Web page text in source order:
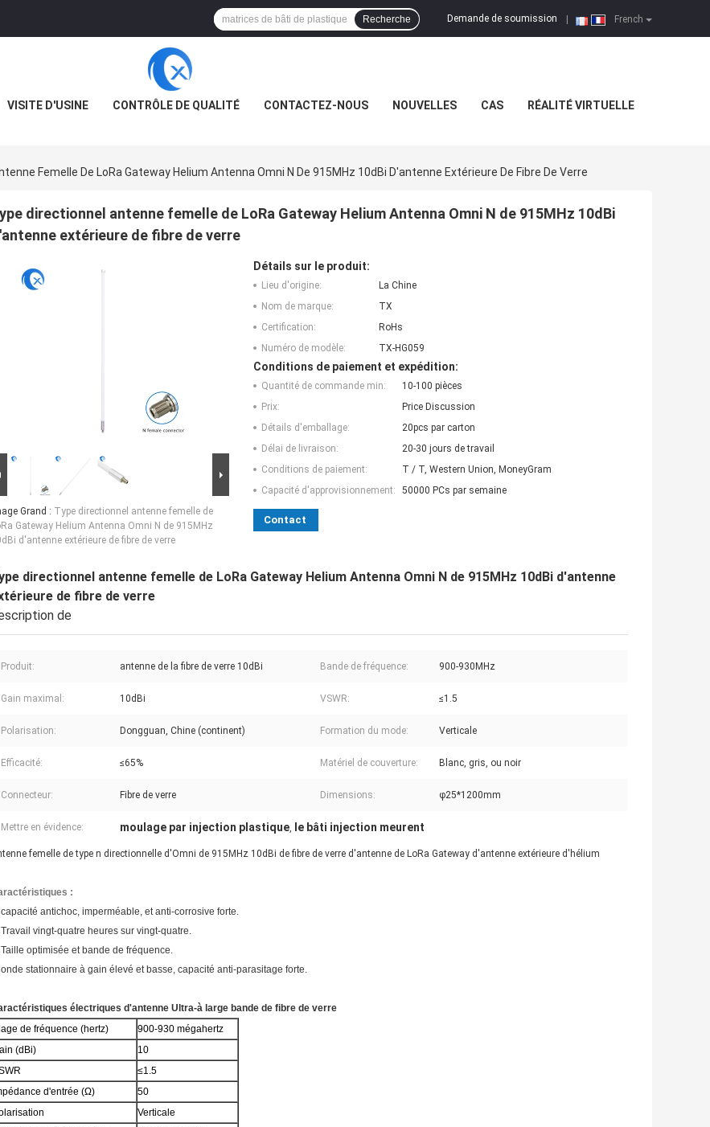
French
Demande de soumission
Recherche
VISITE D'USINE CONTRÔLE DE QUALITÉ CONTACTEZ-NOUS NOUVELLES CAS RÉALITÉ VIRTUELLE
Femelle De LoRa Gateway Helium Antenna Omni N De 915MHz 10dBi D'antenne Extérieure De Fibre De Verre
directionnel antenne femelle de LoRa Gateway Helium Antenna Omni N de 915MHz 10dBi
extérieure de fibre de verre
Grand : Type directionnel antenne femelle de
Gateway Helium Antenna Omni N de 915MHz
d'antenne extérieure de fibre de verre
Détails sur le produit:
Lieu d'origine:
La Chine
Nom de marque:
TX
Certification:
RoHs
Numéro de modèle:
TX-HG059
Conditions de paiement et expédition:
Quantité de commande min:
10-100 pièces
Prix:
Price Discussion
Détails d'emballage:
20pcs par carton
Délai de livraison:
20-30 jours de travail
Conditions de paiement:
T / T, Western Union, MoneyGram
Capacité d'approvisionnement:
50000 PCs par semaine
Contact
directionnel antenne femelle de LoRa Gateway Helium Antenna Omni N de 915MHz 10dBi d'antenne
de fibre de verre
de
Produit: antenne de la fibre de verre 10dBi Bande de fréquence: 900-930MHz
Gain maximal: 10dBi VSWR: ≤1.5
Polarisation: Dongguan, Chine (continent) Formation du mode: Verticale
Efficacité: ≤65% Matériel de couverture: Blanc, gris, ou noir
Connecteur: Fibre de verre Dimensions: φ25*1200mm
Mettre en évidence: moulage par injection plastique, le bâti injection meurent
femelle de type n directionnelle d'Omni de 915MHz 10dBi de fibre de verre d'antenne de LoRa Gateway d'antenne extérieure d'hélium
:
capacité antichoc, imperméable, et anti-corrosive forte.
Travail vingt-quatre heures sur vingt-quatre.
Taille optimisée et bande de fréquence.
stationnaire à gain élevé et basse, capacité anti-parasitage forte.
électriques d'antenne Ultra-à large bande de fibre de verre
de fréquence (hertz)
900-930 mégahertz
(dBi)
10
≤1.5
d'entrée (Ω)
50
Verticale